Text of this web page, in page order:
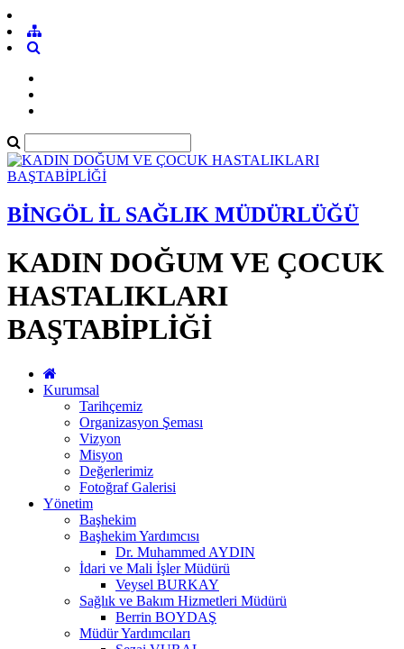
BİNGÖL İL SAĞLIK MÜDÜRLÜĞÜ
KADIN DOĞUM VE ÇOCUK
HASTALIKLARI
BAŞTABİPLİĞİ
Kurumsal
Tarihçemiz
Organizasyon Şeması
Vizyon
Misyon
Değerlerimiz
Fotoğraf Galerisi
Yönetim
Başhekim
Başhekim Yardımcısı
Dr. Muhammed AYDIN
İdari ve Mali İşler Müdürü
Veysel BURKAY
Sağlık ve Bakım Hizmetleri Müdürü
Berrin BOYDAŞ
Müdür Yardımcıları